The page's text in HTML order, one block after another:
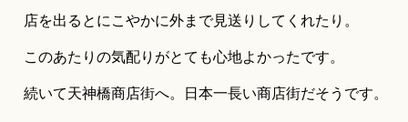
店を出るとにこやかに外まで見送りしてくれたり。
このあたりの気配りがとても心地よかったです。
続いて天神橋商店街へ。日本一長い商店街だそうです。